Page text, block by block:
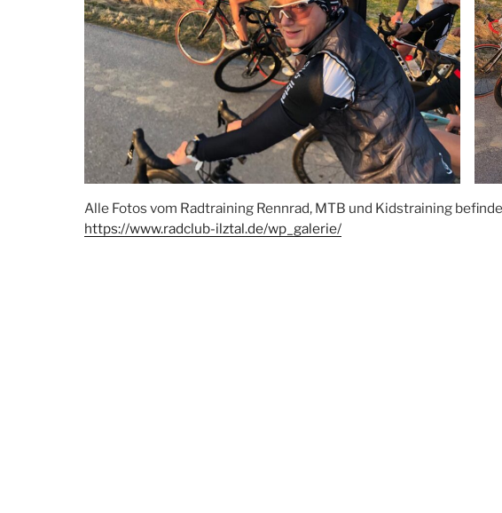
Alle Fotos vom Radtraining Rennrad, MTB und Kidstraining
https://www.radclub-ilztal.de/wp_galerie/